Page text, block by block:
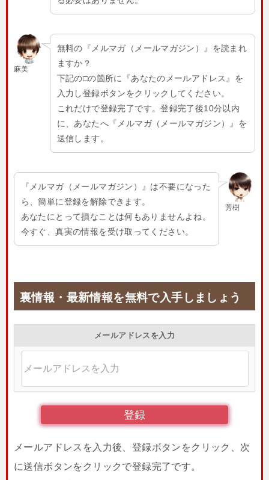
麻美
無料の『メルマガ（メールマガジン）』を読まれ
ますか？
下記の□の箇所に『あなたのメールアドレス』を
入力し登録ボタンをクリックしてください。
これだけで登録完了です。登録完了後10分以内
に、あなたへ『メルマガ（メールマガジン）』を
送信します。
芳樹
『メルマガ（メールマガジン）』は不要になった
ら、簡単に登録を解除できます。
あなたにとって損なことは何もありませんよね。
今すぐ、真実の情報を受け取ってください。
裏情報・最新情報を無料で入手しましょう
メールアドレスを入力
メールアドレスを入力後、登録ボタンをクリック、次
に送信ボタンをクリックで登録完了です。